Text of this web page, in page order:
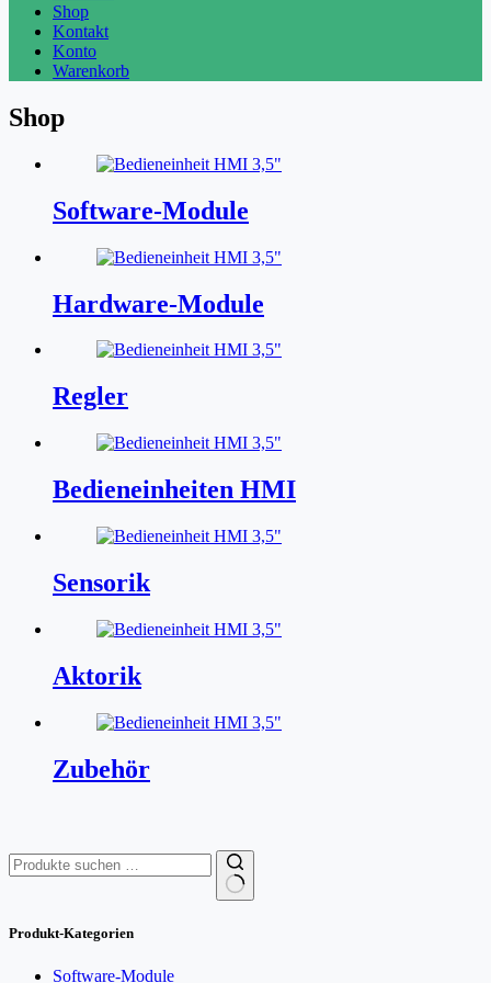
Shop
Kontakt
Konto
Warenkorb
Shop
Software-Module
Hardware-Module
Regler
Bedieneinheiten HMI
Sensorik
Aktorik
Zubehör
Suchen
nach:
Produkt-Kategorien
Software-Module